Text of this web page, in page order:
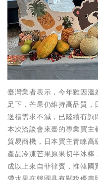
臺灣業者表示，今年雖因
足下，芒果仍維持高品質
送禮需求不減，已陸續有詢
本次洽談會來臺的專業買
貿易商機，日本買主青睞
產品冷凍芒果原果切半冰
成以上來自菲律賓，惟韓